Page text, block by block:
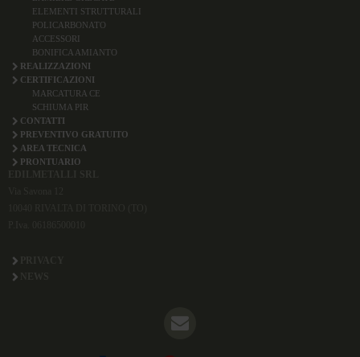
ELEMENTI STRUTTURALI
POLICARBONATO
ACCESSORI
BONIFICA AMIANTO
REALIZZAZIONI
CERTIFICAZIONI
MARCATURA CE
SCHIUMA PIR
CONTATTI
PREVENTIVO GRATUITO
AREA TECNICA
PRONTUARIO